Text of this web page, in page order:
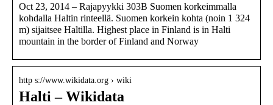
Oct 23, 2014 – Rajapyykki 303B Suomen korkeimmalla
kohdalla Haltin rinteellä. Suomen korkein kohta (noin 1 324
m) sijaitsee Haltilla. Highest place in Finland is in Halti
mountain in the border of Finland and Norway
http s://www.wikidata.org › wiki
Halti – Wikidata